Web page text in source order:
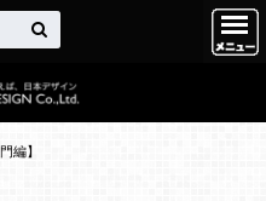
編】